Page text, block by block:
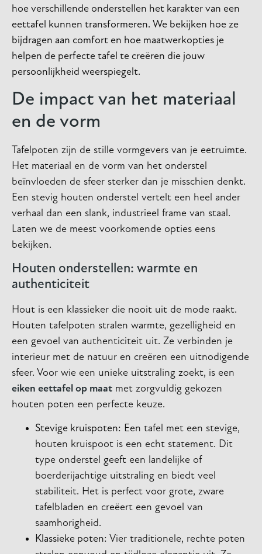
hoe verschillende onderstellen het karakter van een
eettafel kunnen transformeren. We bekijken hoe ze
bijdragen aan comfort en hoe maatwerkopties je
helpen de perfecte tafel te creëren die jouw
persoonlijkheid weerspiegelt.
De impact van het materiaal
en de vorm
Tafelpoten zijn de stille vormgevers van je eetruimte.
Het materiaal en de vorm van het onderstel
beïnvloeden de sfeer sterker dan je misschien denkt.
Een stevig houten onderstel vertelt een heel ander
verhaal dan een slank, industrieel frame van staal.
Laten we de meest voorkomende opties eens
bekijken.
Houten onderstellen: warmte en
authenticiteit
Hout is een klassieker die nooit uit de mode raakt.
Houten tafelpoten stralen warmte, gezelligheid en
een gevoel van authenticiteit uit. Ze verbinden je
interieur met de natuur en creëren een uitnodigende
sfeer. Voor wie een unieke uitstraling zoekt, is een
eiken eettafel op maat met zorgvuldig gekozen
houten poten een perfecte keuze.
Stevige kruispoten: Een tafel met een stevige,
houten kruispoot is een echt statement. Dit
type onderstel geeft een landelijke of
boerderijachtige uitstraling en biedt veel
stabiliteit. Het is perfect voor grote, zware
tafelbladen en creëert een gevoel van
saamhorigheid.
Klassieke poten: Vier traditionele, rechte poten